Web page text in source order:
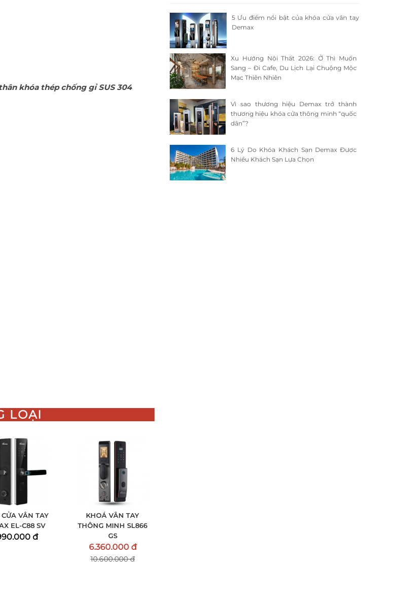
khóa thép chống gỉ SUS 304
LOẠI
VÂN TAY
EL-C88 SV
đ
KHOÁ VÂN TAY
THÔNG MINH SL866
GS
6.360.000 đ
10.600.000 đ
5 Ưu điểm nổi bật của khóa cửa vân tay
Demax
Xu Hướng Nội Thất 2026: Ở Thì Muốn
Sang – Đi Cafe, Du Lịch Lại Chuộng Mộc
Mạc Thiên Nhiên
Vì sao thương hiệu Demax trở thành
thương hiệu khóa cửa thông minh “quốc
dân”?
6 Lý Do Khóa Khách Sạn Demax Được
Nhiều Khách Sạn Lựa Chọn